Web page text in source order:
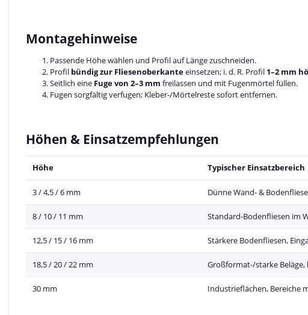
Montagehinweise
Passende Höhe wählen und Profil auf Länge zuschneiden.
Profil bündig zur Fliesenoberkanteeinsetzen; i. d. R. Profil 1–2 mm
Seitlich eine Fuge von 2–3 mm freilassen und mit Fugenmörtel füllen.
Fugen sorgfältig verfugen; Kleber-/Mörtelreste sofort entfernen.
Höhen & Einsatzempfehlungen
Höhe Typischer Einsatzbereich
3 / 4,5 / 6 mm Dünne Wand- &
8 / 10 / 11 mm Standard-Bodenfliesen im
12,5 / 15 / 16 mm Stärkere Bodenfliesen,
18,5 / 20 / 22 mm Großformat-/starke
30 mm Industrieflächen, Bereiche